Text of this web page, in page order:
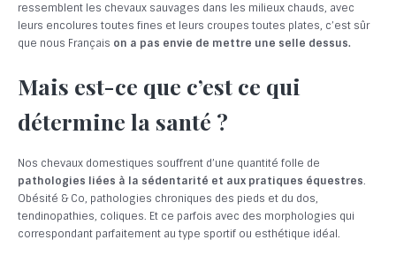
ressemblent les chevaux sauvages dans les milieux chauds, avec
leurs encolures toutes fines et leurs croupes toutes plates, c’est sûr
que nous Français on a pas envie de mettre une selle dessus.
Mais est-ce que c’est ce qui
détermine la santé ?
Nos chevaux domestiques souffrent d’une quantité folle de
pathologies liées à la sédentarité et aux pratiques équestres.
Obésité & Co, pathologies chroniques des pieds et du dos,
tendinopathies, coliques. Et ce parfois avec des morphologies qui
correspondant parfaitement au type sportif ou esthétique idéal.